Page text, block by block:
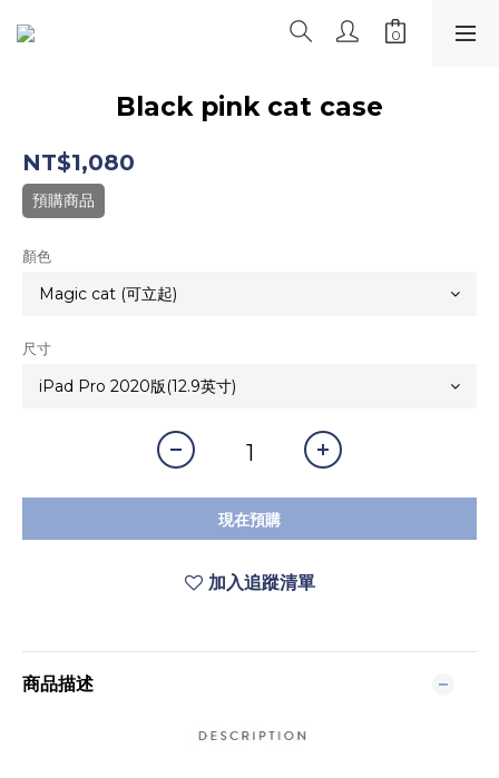
Black pink cat case
NT$1,080
預購商品
顏色
尺寸
現在預購
加入追蹤清單
商品描述